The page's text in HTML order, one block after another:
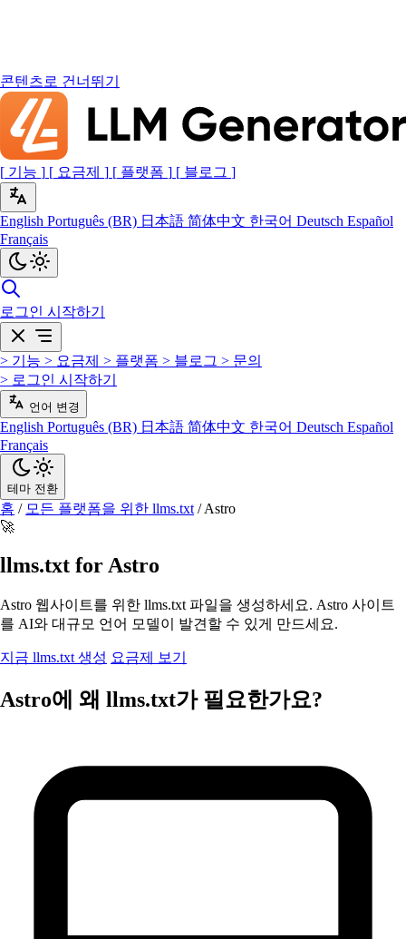
콘텐츠로 건너뛰기
[ 기능 ] [ 요금제 ] [ 플랫폼 ] [ 블로그 ]
English Português (BR) 日本語 简体中文 한국어 Deutsch Español
Français
로그인 시작하기
> 기능 > 요금제 > 플랫폼 > 블로그 > 문의
> 로그인 시작하기
언어 변경
English Português (BR) 日本語 简体中文 한국어 Deutsch Español
Français
테마 전환
홈 / 모든 플랫폼을 위한 llms.txt / Astro
🚀
llms.txt for Astro
Astro 웹사이트를 위한 llms.txt 파일을 생성하세요. Astro 사이트
를 AI와 대규모 언어 모델이 발견할 수 있게 만드세요.
지금 llms.txt 생성 요금제 보기
Astro에 왜 llms.txt가 필요한가요?